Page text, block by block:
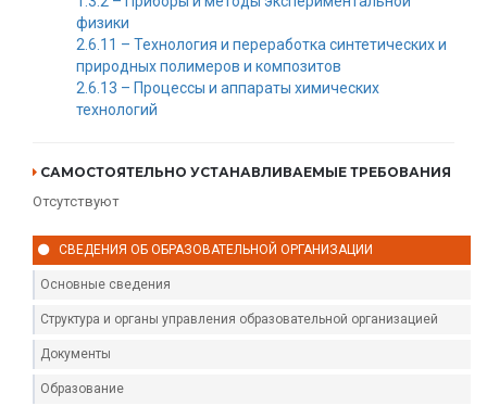
физики
2.6.11 – Технология и переработка синтетических и
природных полимеров и композитов
2.6.13 – Процессы и аппараты химических
технологий
САМОСТОЯТЕЛЬНО УСТАНАВЛИВАЕМЫЕ ТРЕБОВАНИЯ
Отсутствуют
СВЕДЕНИЯ ОБ ОБРАЗОВАТЕЛЬНОЙ ОРГАНИЗАЦИИ
Основные сведения
Структура и органы управления образовательной организацией
Документы
Образование